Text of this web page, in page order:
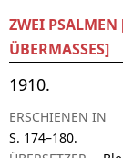
ZWEI PSALMEN
ÜBERMASSES]
1910.
ERSCHIENEN IN
S. 174–180.